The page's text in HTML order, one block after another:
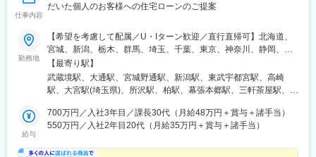
仕事内容
だいた個人のお客様への住宅ローンのご提案
勤務地
【希望を考慮して配属／U・Iターン歓迎／直行直帰可】北海道、
宮城、新潟、栃木、群馬、埼玉、千葉、東京、神奈川、静岡、愛
知、大阪、福岡、沖縄■本店営業部／東京都武蔵野市■柏営業所／
千葉県柏市■千葉営業所／千葉県千葉市■札幌営業所／北海道札幌
市■仙台営業所／宮城県仙台市■新潟営業所／新潟県新潟市■宇都
所／埼玉県さいたま市■所沢営業所／埼玉県所沢市■世田谷営業所
／東京都世田谷区■相模原橋本営業所／神奈川県相模原市■横浜営
／愛知県名古屋市■大阪営業所／大阪府大阪市■福岡営業所／福岡
【最寄り駅】
武蔵境駅、大通駅、宮城野通駅、新潟駅、東武宇都宮駅、高崎
駅、大宮駅(埼玉県)、所沢駅、柏駅、幕張本郷駅、三軒茶屋駅、橋
南駅、古島駅、三河島駅、狸小路駅、榴ケ岡駅、西太子堂駅、新
高島駅、新静岡駅、栄駅(愛知県)、肥後橋駅、西鉄福岡駅、おもろ
給与
700万円／入社3年目／課長30代（月給48万円＋賞与＋諸手当）
550万円／入社2年目20代（月給35万円＋賞与＋諸手当）